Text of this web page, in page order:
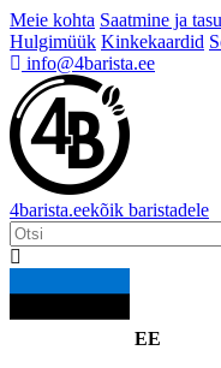
Meie kohta Saatmine ja
Hulgimüük Kinkekaardid
info@4barista.ee
4barista.eekõik baristadele
EE